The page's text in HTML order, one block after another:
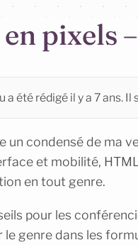
pixels
a été rédigé il y a 7 ans.
un condensé de ma
et mobilité,
en tout genre.
pour les
le genre dans les